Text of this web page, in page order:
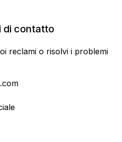
di contatto
reclami o risolvi i problemi